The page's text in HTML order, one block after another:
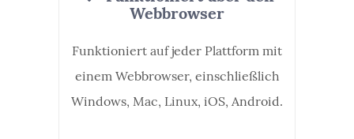
Webbrowser
Funktioniert auf jeder Plattform mit
einem Webbrowser, einschließlich
Windows, Mac, Linux, iOS, Android.